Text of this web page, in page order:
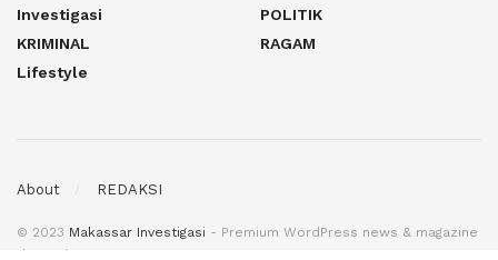
Investigasi
KRIMINAL
Lifestyle
POLITIK
RAGAM
About REDAKSI
© 2023 Makassar Investigasi - Premium WordPress news & magazine
theme by